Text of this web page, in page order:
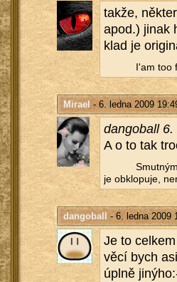
takže,
apod.) jinak
klad je
I'am too
Mirael - 6. ledna 2009
dan­go­ball
A o to tak
je ob­klo­pu­je,
dangoball - 6. ledna 2009
Je to
věcí bych
úplně